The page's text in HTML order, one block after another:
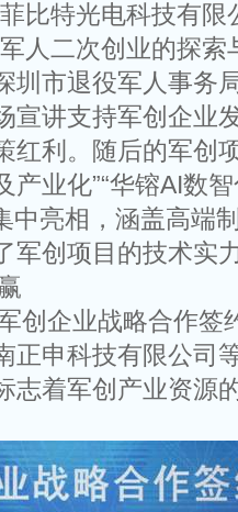
比特光电科技有
人二次创业的探索
圳市退役军人事务
宣讲支持军创企业
红利。随后的军创
业化”“华镕AI数
中亮相，涵盖高端
军创项目的技术实
创企业战略合作签
正申科技有限公司
志着军创产业资源